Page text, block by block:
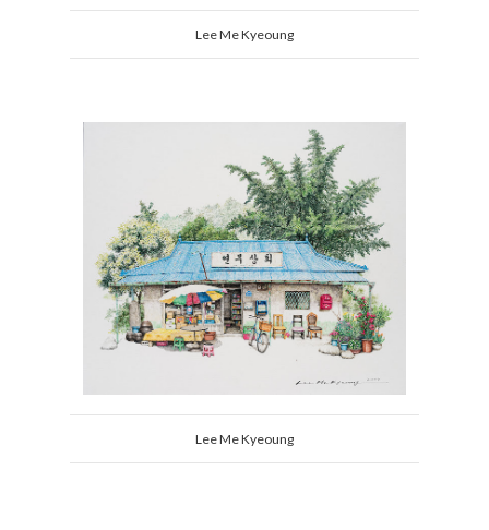
Lee Me Kyeoung
Lee Me Kyeoung